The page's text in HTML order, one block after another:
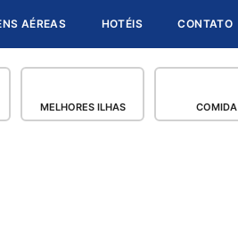
AÉREAS HOTÉIS CONTATO
MELHORES ILHAS COMIDA